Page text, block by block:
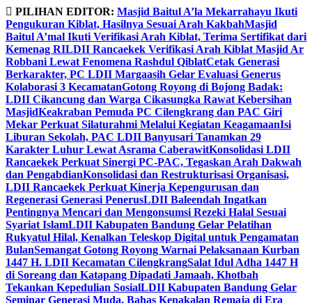
Skip
to
content
PILIHAN EDITOR: Masjid Baitul A’la Mekarrahayu Ikuti
Pengukuran Kiblat, Hasilnya Sesuai Arah KakbahMasjid
Baitul A’mal Ikuti Verifikasi Arah Kiblat, Terima Sertifikat dari
Kemenag RILDII Rancaekek Verifikasi Arah Kiblat Masjid Ar
Robbani Lewat Fenomena Rashdul QiblatCetak Generasi
Berkarakter, PC LDII Margaasih Gelar Evaluasi Generus
Kolaborasi 3 KecamatanGotong Royong di Bojong Badak:
LDII Cikancung dan Warga Cikasungka Rawat Kebersihan
MasjidKeakraban Pemuda PC Cilengkrang dan PAC Giri
Mekar Perkuat Silaturahmi Melalui Kegiatan KeagamaanIsi
Liburan Sekolah, PAC LDII Banyusari Tanamkan 29
Karakter Luhur Lewat Asrama CaberawitKonsolidasi LDII
Rancaekek Perkuat Sinergi PC-PAC, Tegaskan Arah Dakwah
dan PengabdianKonsolidasi dan Restrukturisasi Organisasi,
LDII Rancaekek Perkuat Kinerja Kepengurusan dan
Regenerasi Generasi PenerusLDII Baleendah Ingatkan
Pentingnya Mencari dan Mengonsumsi Rezeki Halal Sesuai
Syariat IslamLDII Kabupaten Bandung Gelar Pelatihan
Rukyatul Hilal, Kenalkan Teleskop Digital untuk Pengamatan
BulanSemangat Gotong Royong Warnai Pelaksanaan Kurban
1447 H. LDII Kecamatan CilengkrangSalat Idul Adha 1447 H
di Soreang dan Katapang Dipadati Jamaah, Khotbah
Tekankan Kepedulian SosialLDII Kabupaten Bandung Gelar
Seminar Generasi Muda, Bahas Kenakalan Remaja di Era